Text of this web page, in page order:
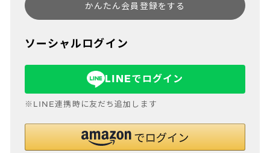
かんたん会員登録をする
ソーシャルログイン
LINEでログイン
※LINE連携時に友だち追加します